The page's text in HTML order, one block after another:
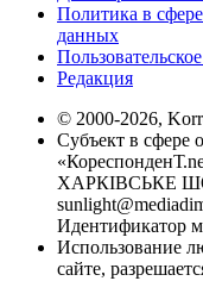
Политика в
данных
Редакция
© 2000-2026,
Субъект в сфере
ХАРКІВСЬКЕ
Идентификатор
Использование
сайте,